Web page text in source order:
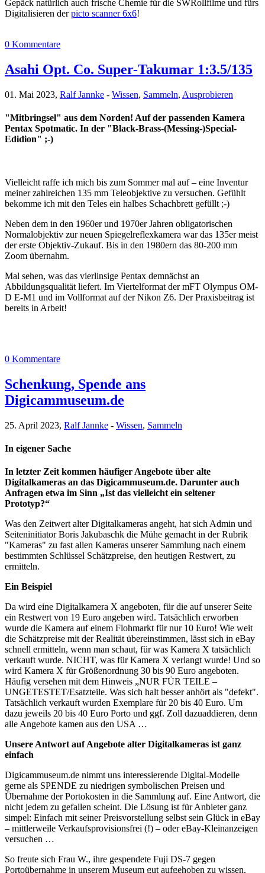
Gepäck natürlich auch frische Chemie für die SWRollfilme und fürs
Digitalisieren derpicto scanner 6x6!
0 Kommentare
Asahi Opt. Co. Super-Takumar 1:3.5/135
01. Mai 2023, Ralf Jannke - Wissen, Sammeln, Ausprobieren
"Mitbringsel" aus dem Norden! Auf der passenden Kamera
Pentax Spotmatic. In der "Black-Brass-(Messing-)Special-
Edidion" ;-)
Vielleicht raffe ich mich bis zum Sommer mal auf – eine Inventur
meiner zahlreichen 135 mm Teleobjektive zu versuchen. Gefühlt
bekomme ich mit den Teles ein halbes Schachbrett gefüllt ;-)
Neben dem in den 1960er und 1970er Jahren obligatorischen
Normalobjektiv zur neuen Spiegelreflexkamera war das 135er meist
der erste Objektiv-Zukauf. Bis in den 1980ern das 80-200 mm
Zoom übernahm.
Mal sehen, was das vierlinsige Pentax demnächst an
Abbildungsqualität liefert. Im Viertelformat der mFT Olympus OM-
D E-M1 und im Vollformat auf der Nikon Z6. Der Praxisbeitrag ist
bereits in Arbeit!
0 Kommentare
Schenkung, Spende ans
Digicammuseum.de
25. April 2023, Ralf Jannke - Wissen, Sammeln
In eigener Sache
In letzter Zeit kommen häufiger Angebote über alte
Digitalkameras an das Digicammuseum.de. Darunter auch
Anfragen etwa im Sinn „Ist das vielleicht ein seltener
Prototyp?“
Was den Zeitwert alter Digitalkameras angeht, hat sich Admin und
Seiteninitiator Boris Jakubaschk die Mühe gemacht in der Rubrik
"Kameras" zu fast allen Kameras unserer Sammlung nach einem
bestimmten Schlüssel Schätzpreise, den heutigen Restwert, zu
ermitteln.
Ein Beispiel
Da wird eine Digitalkamera X angeboten, für die auf unserer Seite
ein Restwert von 19 Euro angeben wird. Tatsächlich erworben
wurde die Kamera auf einem Flohmarkt für nur 10 Euro! Wie weit
die Schätzpreise mit der Realität übereinstimmen, lässt sich in eBay
schnell ermitteln, wenn man schaut, für was Kamera X tatsächlich
verkauft wurde. NICHT, was für Kamera X verlangt wurde! Und so
wird Kamera X für Größenordnung 30 bis 90 Euro angeboten.
Häufig versehen mit dem Hinweis „NUR FÜR TEILE –
UNGETESTET/Esatzteile. Was sich halt besser anhört als "defekt".
Tatsächlich verkauft wurden Exemplare für 20 bis 40 Euro. Um
dazu jeweils 20 bis 40 Euro Porto und ggf. Zoll dazuaddieren, denn
alle Angebote kamen aus den USA …
Unsere Antwort auf Angebote alter Digitalkameras ist ganz
einfach
Digicammuseum.de nimmt uns interessierende Digital-Modelle
gerne als SPENDE zu niedrigen symbolischen Preisen und
Übernahme der Portokosten in die Sammlung auf. Eine Antwort, die
nicht jedem zu gefallen scheint. Die Lösung ist für Anbieter ganz
simpel: Einfach mit seiner Preisvorstellung selbst sein Glück in eBay
– mittlerweile Verkaufsprovisionsfrei (!) – oder eBay-Kleinanzeigen
versuchen …
So freute sich Frau W., ihre gespendete Fuji DS-7 gegen
Portoübernahme in unserem Museum gut aufgehoben zu wissen.